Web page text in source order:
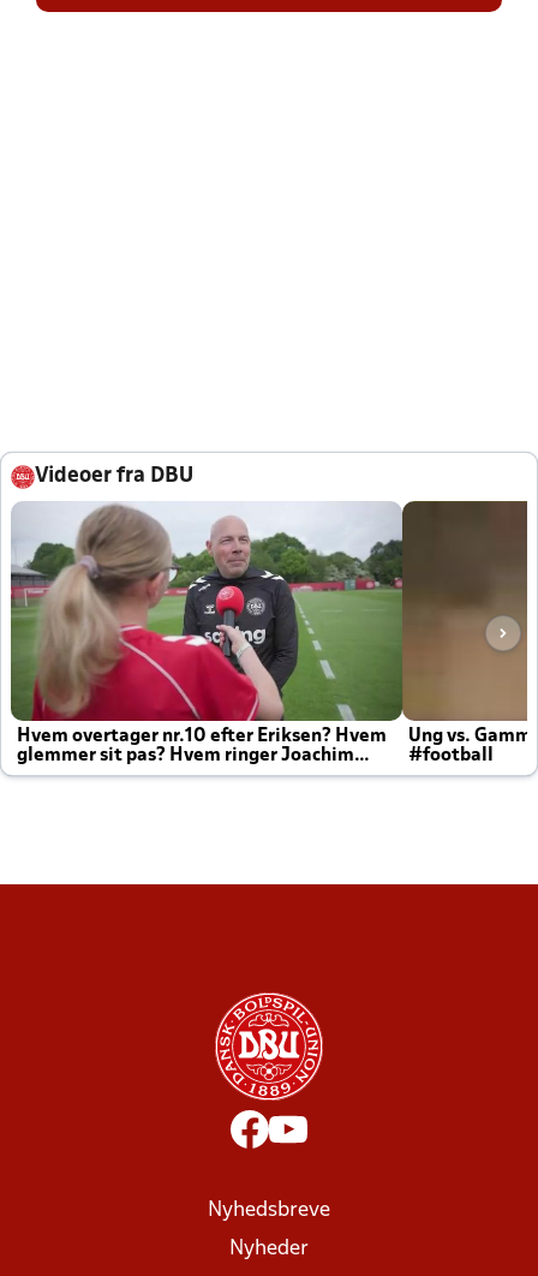
Videoer fra DBU
Hvem overtager nr.10 efter Eriksen? Hvem
glemmer sit pas? Hvem ringer Joachim
altid til efter kampe?
Ung vs.
#football
Nyhedsbreve
Nyheder